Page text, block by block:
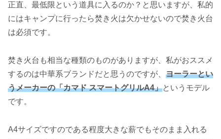
正直、最低限という道具に入るのか？と思いますが、私的
にはキャンプに行ったら焚き火は欠かせないので焚き火台
は必須です。
焚き火台も相当な種類のものがありますが、私がおススメ
するのは中華系ブランドだと思うのですが、 ヨーラーとい
うメーカーの「カマド スマートグリルA4」というモデル
です。
A4サイズですのである程度大きな薪でもそのまま入れる